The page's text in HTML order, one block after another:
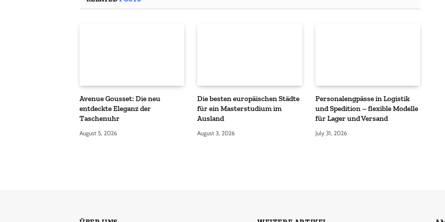
Avenue Gousset: Die neu
entdeckte Eleganz der
Taschenuhr
August 5, 2026
Die besten europäischen Städte
für ein Masterstudium im
Ausland
August 3, 2026
Personalengpässe in Logistik
und Spedition – flexible Modelle
für Lager und Versand
July 31, 2026